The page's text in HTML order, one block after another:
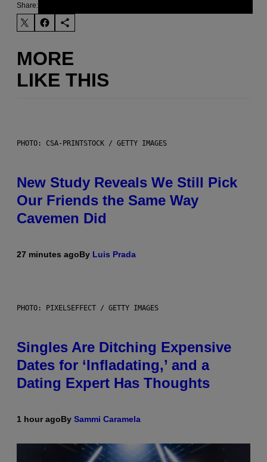
Share:
MORE
LIKE THIS
PHOTO: CSA-PRINTSTOCK / GETTY IMAGES
New Study Reveals We Still Pick
Our Friends the Same Way
Cavemen Did
27 minutes agoBy Luis Prada
PHOTO: PIXELSEFFECT / GETTY IMAGES
Singles Are Ditching Expensive
Dates for ‘Infladating,’ and a
Dating Expert Has Thoughts
1 hour agoBy Sammi Caramela